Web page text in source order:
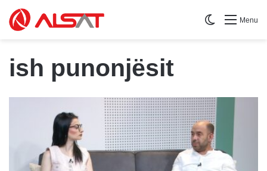
Menu
Switch skin
ish punonjësit